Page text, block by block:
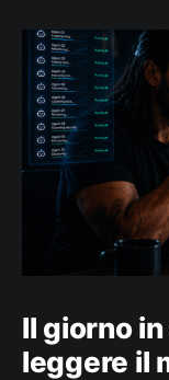
Il giorno
leggere il